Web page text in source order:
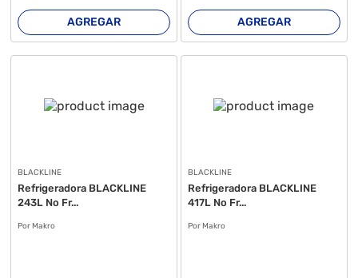
AGREGAR AGREGAR
BLACKLINE
Refrigeradora BLACKLINE
243L No Fr...
Por Makro
BLACKLINE
Refrigeradora BLACKLINE
417L No Fr...
Por Makro